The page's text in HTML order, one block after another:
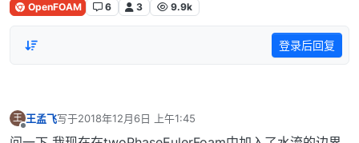
OpenFOAM 6 3 9.9k
登录后回复
王 王孟飞写于2018年12月6日 上午1:45
最后由 编辑